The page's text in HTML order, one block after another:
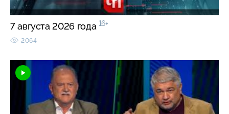
7 августа 2026 года 16+
2064